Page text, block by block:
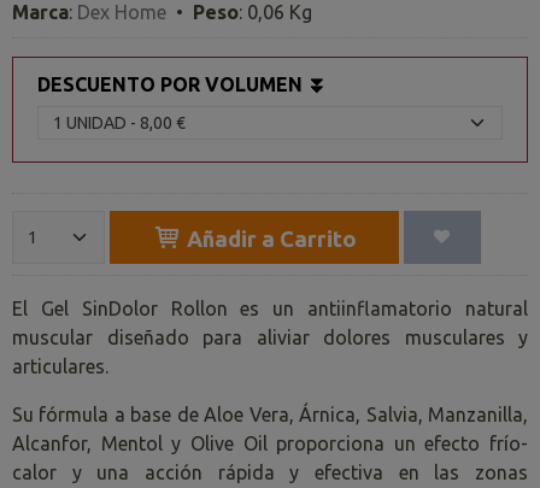
Marca: Dex Home • Peso: 0,06 Kg
DESCUENTO POR VOLUMEN ⏬
Añadir a Carrito
El Gel SinDolor Rollon es un antiinflamatorio natural
muscular diseñado para aliviar dolores musculares y
articulares.
Su fórmula a base de Aloe Vera, Árnica, Salvia, Manzanilla,
Alcanfor, Mentol y Olive Oil proporciona un efecto frío-
calor y una acción rápida y efectiva en las zonas